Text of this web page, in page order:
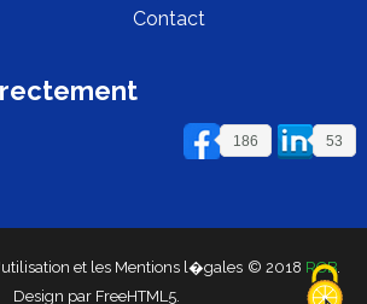
186 53
Contact
et les Mentions l�gales © 2018 ROB.
Design par FreeHTML5.